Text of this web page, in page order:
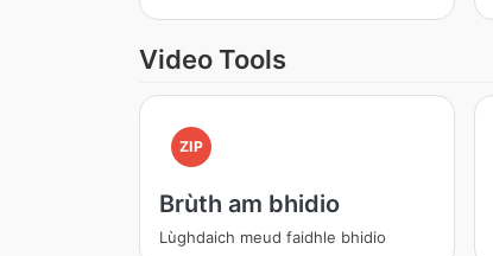
Video Tools
ZIP
Brùth am bhidio
Lùghdaich meud faidhle bhidio